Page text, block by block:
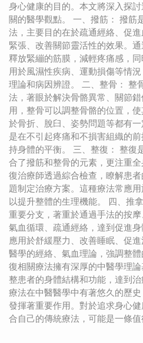
身心健康的目的。本文將深入探
關的醫學觀點。 一、撥筋： 撥筋
法，主要目的在於疏通經絡、促
緊張、改善關節靈活性的效果。
釋放緊繃的筋膜，減輕疼痛感，
用於風濕性疾病、運動損傷等情
理論和病因辨證。 二、整骨： 整
法，著眼於解決骨骼異常、關節
用，整骨可以調整骨骼的位置，
於骨折、脫臼、姿勢問題等都有
是在不引起疼痛和不損害組織的
持身體的平衡。 三、整復： 整復
合了撥筋和整骨的元素，更注重
復治療師透過綜合檢查，瞭解患
題制定治療方案。這種療法常應
以提升整體的生理機能。 四、推
重要分支，著重於通過手法的按
氣血循環、疏通經絡，達到促進
應用於舒緩壓力、改善睡眠、促
醫學的經絡、氣血理論，強調整
復相關療法擁有深厚的中醫學理
整患者的身體結構和功能，達到
療法在中醫醫學中有著悠久的歷
發揮著重要作用。對於追求身心
合自己的傳統療法，可能是一條值